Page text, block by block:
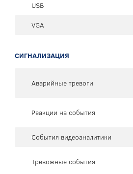
USB
VGA
СИГНАЛИЗАЦИЯ
Аварийные тревоги
Реакции на события
События видеоаналитики
Тревожные события